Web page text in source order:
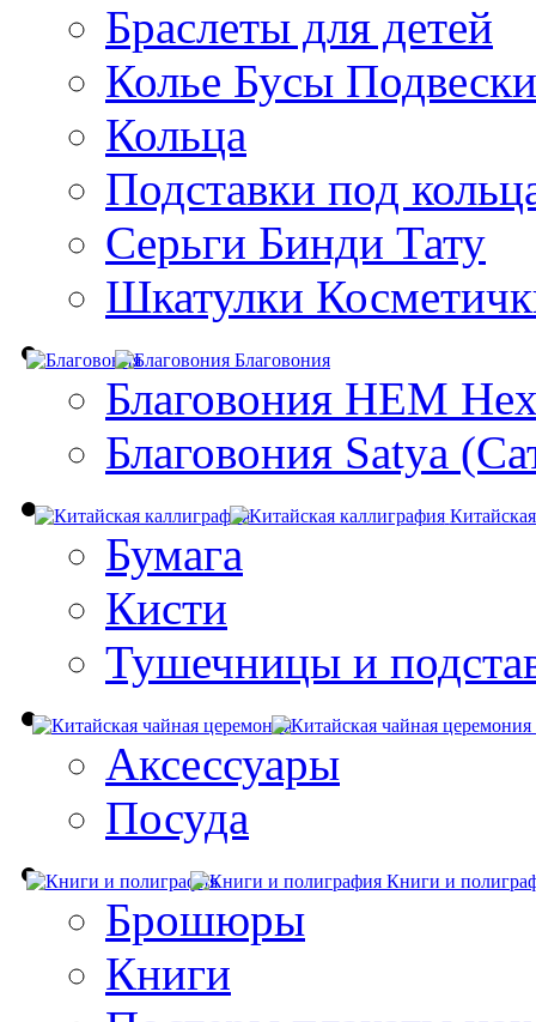
Браслеты для детей
Колье Бусы Подвески
Кольца
Подставки под
Серьги Бинди Тату
Шкатулки
Благовония
Благовония HEM
Благовония Satya
Бумага
Кисти
Тушечницы и
Аксессуары
Посуда
Книги и
Брошюры
Книги